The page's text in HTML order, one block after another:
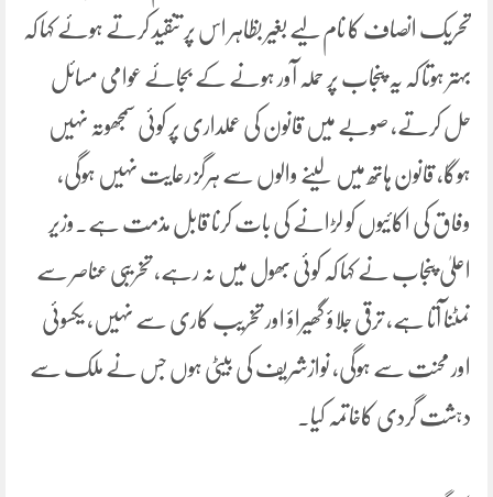
تحریک انصاف کا نام لیے بغیر بظاہر اس پر تنقید کرتے ہوئے کہا کہ
بہتر ہوتا کہ یہ پنجاب پر حملہ آور ہونے کے بجائے عوامی مسائل
حل کرتے، صوبے میں قانون کی عملداری پر کوئی سمجھوتہ نہیں
ہوگا، قانون ہاتھ میں لینے والوں سے ہرگز رعایت نہیں ہوگی،
وفاق کی اکائیوں کو لڑانے کی بات کرنا قابل مذمت ہے۔وزیر
اعلیٰ پنجاب نے کہا کہ کوئی بھول میں نہ رہے، تخریبی عناصر سے
نمٹنا آتا ہے، ترقی جلاؤ گھیراؤ اور تخریب کاری سے نہیں، یکسوئی
اور محنت سے ہوگی، نوازشریف کی بیٹی ہوں جس نے ملک سے
دہشت گردی کاخاتمہ کیا۔